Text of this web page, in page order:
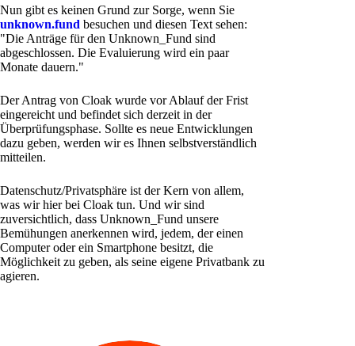
Nun gibt es keinen Grund zur Sorge, wenn Sie
unknown.fund besuchen und diesen Text sehen:
"Die Anträge für den Unknown_Fund sind
abgeschlossen. Die Evaluierung wird ein paar
Monate dauern."
Der Antrag von Cloak wurde vor Ablauf der Frist
eingereicht und befindet sich derzeit in der
Überprüfungsphase. Sollte es neue Entwicklungen
dazu geben, werden wir es Ihnen selbstverständlich
mitteilen.
Datenschutz/Privatsphäre ist der Kern von allem,
was wir hier bei Cloak tun. Und wir sind
zuversichtlich, dass Unknown_Fund unsere
Bemühungen anerkennen wird, jedem, der einen
Computer oder ein Smartphone besitzt, die
Möglichkeit zu geben, als seine eigene Privatbank zu
agieren.